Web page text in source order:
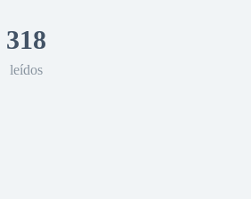
318
leídos